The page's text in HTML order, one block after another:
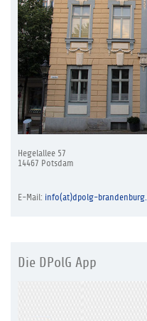
Hegelallee 57
14467 Potsdam
E-Mail: info(at)dpolg-
Die DPolG App